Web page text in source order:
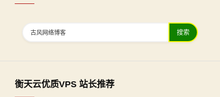
搜索
衡天云优质VPS 站长推荐